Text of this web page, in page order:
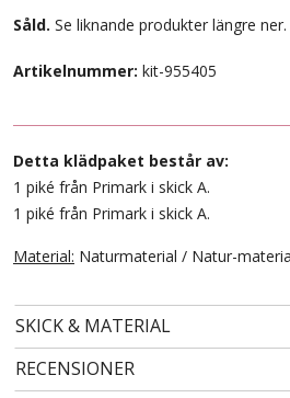
128 -
Såld. Se liknande produkter längre ner.
Artikelnummer: kit-955405
Detta klädpaket består av:
1 piké från Primark i skick A.
1 piké från Primark i skick A.
Material: Naturmaterial / Natur-
SKICK & MATERIAL
RECENSIONER